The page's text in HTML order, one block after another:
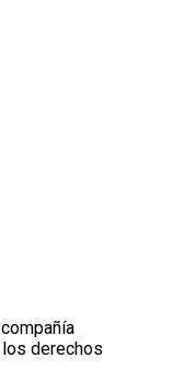
derechos